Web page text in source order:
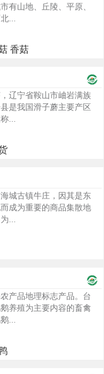
有山地、丘陵、平原、
...
香菇
辽宁省鞍山市岫岩满族
是我国滑子蘑主要产区
...
城古镇牛庄，因其是东
成为重要的商品集散地
...
产品地理标志产品。台
养殖为主要内容的畜禽
...